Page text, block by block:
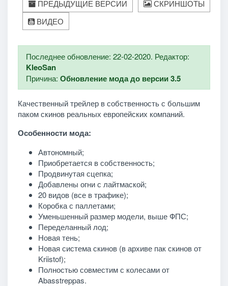
ПРЕДЫДУЩИЕ ВЕРСИИ
СКРИНШОТЫ
ВИДЕО
Последнее обновление: 22-02-2020. Редактор:
KleoSan
Причина: Обновление мода до версии 3.5
Качественный трейлер в собственность с большим
паком скинов реальных европейских компаний.
Особенности мода:
Автономный;
Приобретается в собственность;
Продвинутая сцепка;
Добавлены огни с лайтмаской;
20 видов (все в трафике);
Коробка с паллетами;
Уменьшенный размер модели, выше ФПС;
Переделанный лод;
Новая тень;
Новая система скинов (в архиве пак скинов от
Kriistof);
Полностью совместим с колесами от
Abasstreppas.